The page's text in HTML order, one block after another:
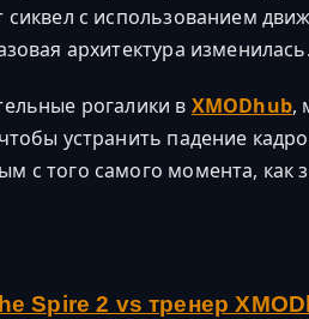
с использованием
архитектура изменилась.
рогалики в XMODhub,
устранить падение
с того самого момента, как
Spire 2 vs тренер